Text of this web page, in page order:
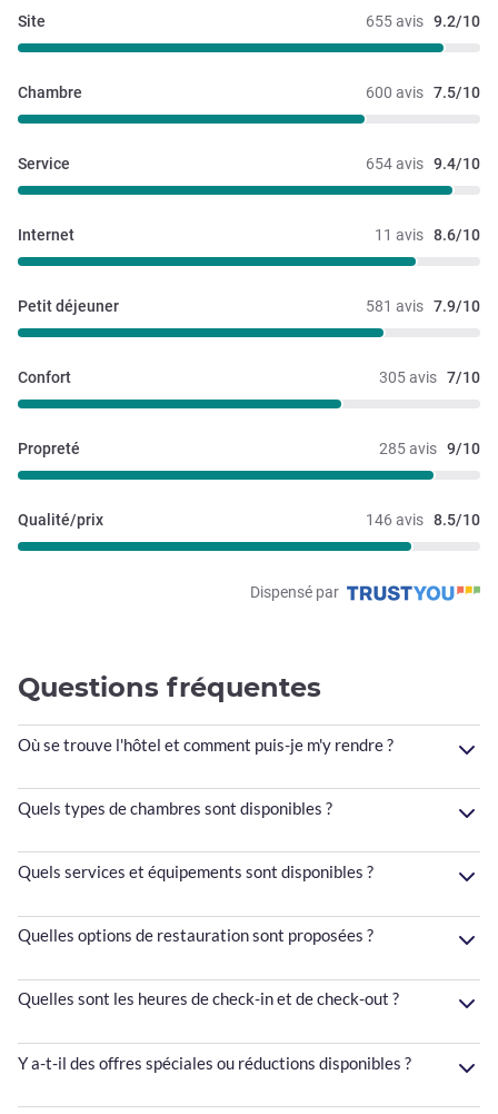
655 avis 9.2/10
Site
600 avis 7.5/10
Chambre
654 avis 9.4/10
Service
11 avis 8.6/10
Internet
581 avis 7.9/10
Petit déjeuner
305 avis 7/10
Confort
285 avis 9/10
Propreté
146 avis 8.5/10
Qualité/prix
Dispensé par
Questions fréquentes
Où se trouve l'hôtel et comment puis-je m'y rendre ?
Quels types de chambres sont disponibles ?
Quels services et équipements sont disponibles ?
Quelles options de restauration sont proposées ?
Quelles sont les heures de check-in et de check-out ?
Y a-t-il des offres spéciales ou réductions disponibles ?